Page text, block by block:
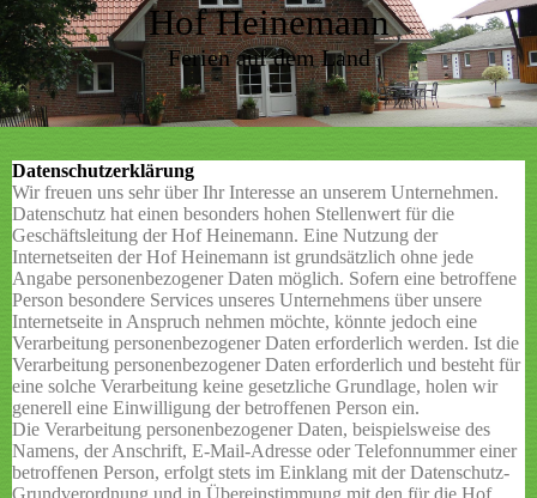
Hof Heinemann
Ferien auf dem Land
Datenschutzerklärung
Wir freuen uns sehr über Ihr Interesse an unserem Unternehmen.
Datenschutz hat einen besonders hohen Stellenwert für die
Geschäftsleitung der Hof Heinemann. Eine Nutzung der
Internetseiten der Hof Heinemann ist grundsätzlich ohne jede
Angabe personenbezogener Daten möglich. Sofern eine betroffene
Person besondere Services unseres Unternehmens über unsere
Internetseite in Anspruch nehmen möchte, könnte jedoch eine
Verarbeitung personenbezogener Daten erforderlich werden. Ist die
Verarbeitung personenbezogener Daten erforderlich und besteht für
eine solche Verarbeitung keine gesetzliche Grundlage, holen wir
generell eine Einwilligung der betroffenen Person ein.
Die Verarbeitung personenbezogener Daten, beispielsweise des
Namens, der Anschrift, E-Mail-Adresse oder Telefonnummer einer
betroffenen Person, erfolgt stets im Einklang mit der Datenschutz-
Grundverordnung und in Übereinstimmung mit den für die Hof